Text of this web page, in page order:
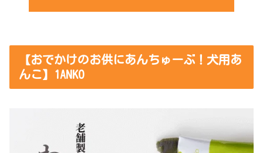
【おでかけのお供にあんちゅーぶ！犬用あ
んこ】1ANKO